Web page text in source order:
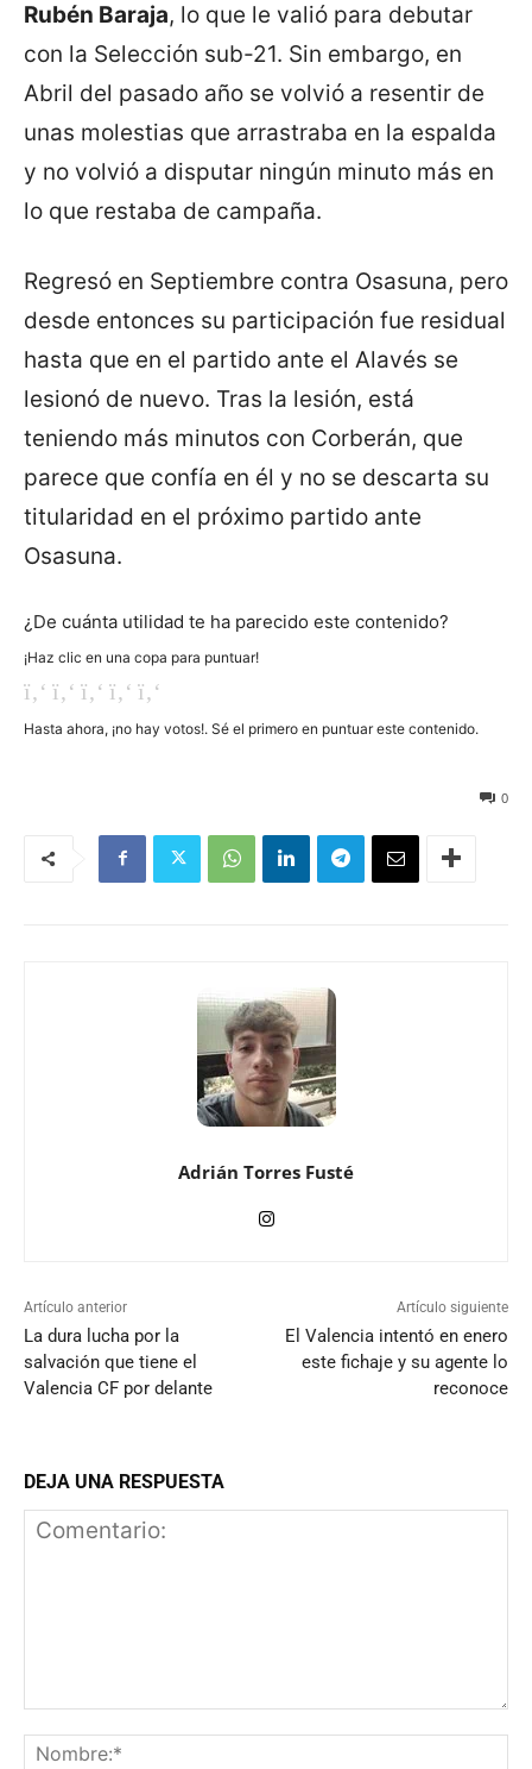
Rubén Baraja, lo que le valió para debutar
con la Selección sub-21. Sin embargo, en
Abril del pasado año se volvió a resentir de
unas molestias que arrastraba en la espalda
y no volvió a disputar ningún minuto más en
lo que restaba de campaña.
Regresó en Septiembre contra Osasuna, pero
desde entonces su participación fue residual
hasta que en el partido ante el Alavés se
lesionó de nuevo. Tras la lesión, está
teniendo más minutos con Corberán, que
parece que confía en él y no se descarta su
titularidad en el próximo partido ante
Osasuna.
¿De cuánta utilidad te ha parecido este contenido?
¡Haz clic en una copa para puntuar!
Hasta ahora, ¡no hay votos!. Sé el primero en puntuar este contenido.
0
Adrián Torres Fusté
Artículo anterior
La dura lucha por la
salvación que tiene el
Valencia CF por delante
Artículo siguiente
El Valencia intentó en enero
este fichaje y su agente lo
reconoce
DEJA UNA RESPUESTA